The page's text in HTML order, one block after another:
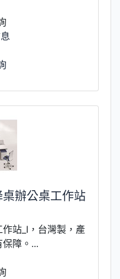
辦公桌工作站
站_I，台灣製，產
障。...